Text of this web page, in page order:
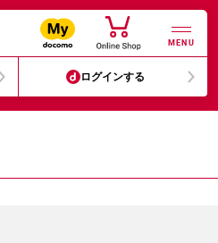
MENU
ログインする